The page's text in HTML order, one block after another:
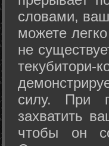
словами,
можете
не
силу. При
захватить
чтобы он